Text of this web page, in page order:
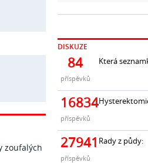
DISKUZE
84
příspěvků
Která
16834
příspěvků
27941
příspěvků
Rady z půdy: